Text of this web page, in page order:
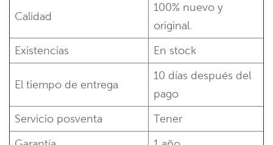
Calidad
100% nuevo y
original.
Existencias
En stock
El tiempo de entrega
10 días después del
pago
Servicio posventa
Tener